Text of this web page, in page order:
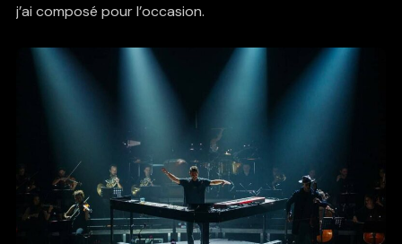
j’ai composé pour l’occasion.